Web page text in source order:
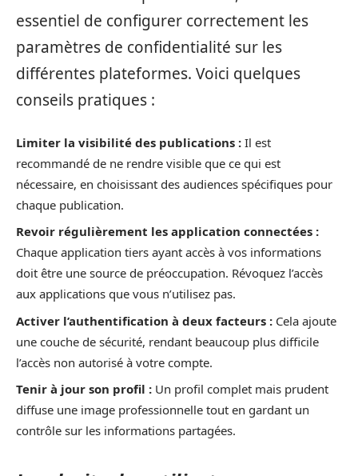
essentiel de configurer correctement les
paramètres de confidentialité sur les
différentes plateformes. Voici quelques
conseils pratiques :
Limiter la visibilité des publications : Il est
recommandé de ne rendre visible que ce qui est
nécessaire, en choisissant des audiences spécifiques pour
chaque publication.
Revoir régulièrement les application connectées :
Chaque application tiers ayant accès à vos informations
doit être une source de préoccupation. Révoquez l’accès
aux applications que vous n’utilisez pas.
Activer l’authentification à deux facteurs : Cela ajoute
une couche de sécurité, rendant beaucoup plus difficile
l’accès non autorisé à votre compte.
Tenir à jour son profil : Un profil complet mais prudent
diffuse une image professionnelle tout en gardant un
contrôle sur les informations partagées.